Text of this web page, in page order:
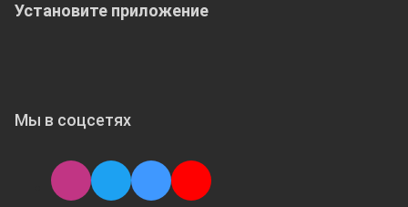
Мы в соцсетях
Установите приложение